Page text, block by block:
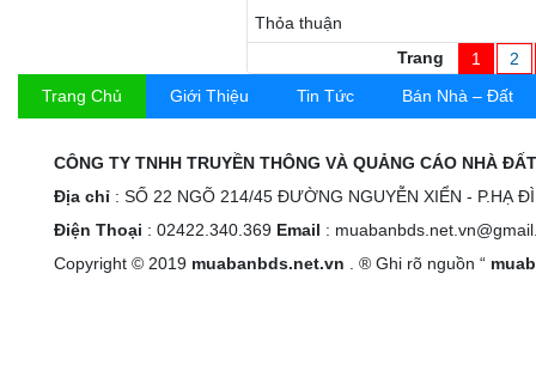
Thỏa thuận
Trang
1
2
Trang Chủ
Giới Thiệu Tin Tức Bán Nhà – Đất
CÔNG TY TNHH TRUYỀN THÔNG VÀ QUẢNG CÁO NHÀ
Địa chỉ : SỐ 22 NGÕ 214/45 ĐƯỜNG NGUYỄN XIỂN - P.HẠ
Điện Thoại : 02422.340.369 Email :
Copyright © 2019 muabanbds.net.vn . ® Ghi rõ nguồn “